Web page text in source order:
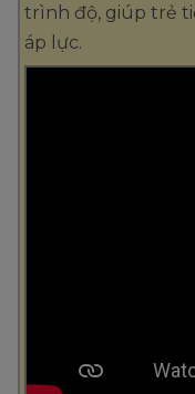
trình độ, giúp trẻ
áp lực.